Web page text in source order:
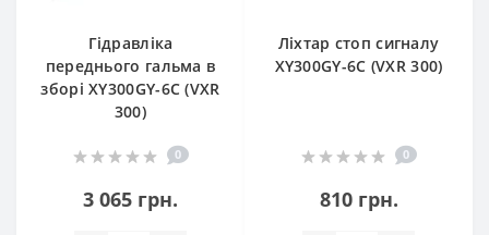
Гідравліка
переднього гальма в
зборі XY300GY-6C (VXR
300)
0
3 065 грн.
Ліхтар стоп сигналу
XY300GY-6C (VXR 300)
0
810 грн.